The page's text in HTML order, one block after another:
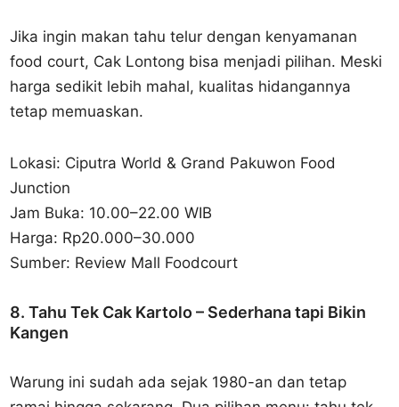
Jika ingin makan tahu telur dengan kenyamanan
food court, Cak Lontong bisa menjadi pilihan. Meski
harga sedikit lebih mahal, kualitas hidangannya
tetap memuaskan.
Lokasi: Ciputra World & Grand Pakuwon Food
Junction
Jam Buka: 10.00–22.00 WIB
Harga: Rp20.000–30.000
Sumber: Review Mall Foodcourt
8. Tahu Tek Cak Kartolo – Sederhana tapi Bikin
Kangen
Warung ini sudah ada sejak 1980-an dan tetap